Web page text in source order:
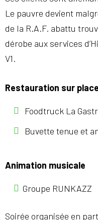
Le pauvre devient
de la R.A.F. abattu
dérobe aux services
V1.
Restauration sur place
Foodtruck La
Buvette tenue et
Animation musicale
Groupe RUNKAZZ
Soirée organisée en